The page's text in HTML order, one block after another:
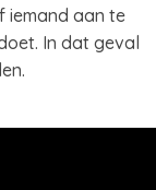
iemand aan te
In dat geval